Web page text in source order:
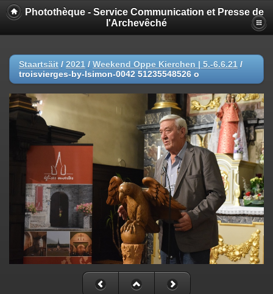
Photothèque - Service Communication et Presse de
l'Archevêché
Staartsäit / 2021 / Weekend Oppe Kierchen | 5.-6.6.21 /
troisvierges-by-lsimon-0042 51235548526 o